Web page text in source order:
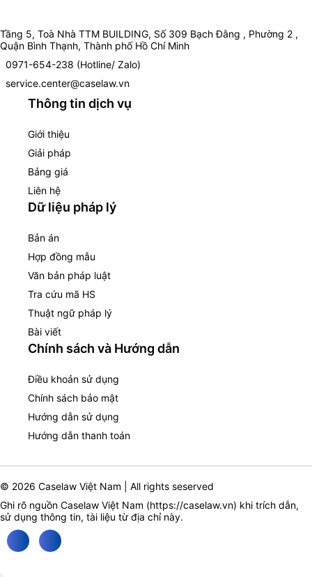
Tầng 5, Toà Nhà TTM BUILDING, Số 309 Bạch Đằng , Phường 2 ,
Quận Bình Thạnh, Thành phố Hồ Chí Minh
0971-654-238 (Hotline/ Zalo)
service.center@caselaw.vn
Thông tin dịch vụ
Giới thiệu
Giải pháp
Bảng giá
Liên hệ
Dữ liệu pháp lý
Bản án
Hợp đồng mẫu
Văn bản pháp luật
Tra cứu mã HS
Thuật ngữ pháp lý
Bài viết
Chính sách và Hướng dẫn
Điều khoản sử dụng
Chính sách bảo mật
Hướng dẫn sử dụng
Hướng dẫn thanh toán
© 2026 Caselaw Việt Nam | All rights seserved
Ghi rõ nguồn Caselaw Việt Nam (https://caselaw.vn) khi trích dẫn,
sử dụng thông tin, tài liệu từ địa chỉ này.